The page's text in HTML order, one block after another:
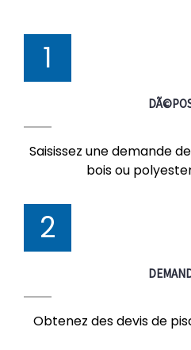
1
Saisissez une demande
bois ou
2
Obtenez des devis de